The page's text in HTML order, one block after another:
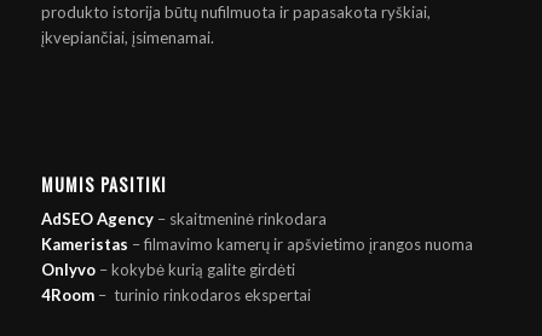
produkto istorija būtų nufilmuota ir papasakota ryškiai,
įkvepiančiai, įsimenamai.
MUMIS PASITIKI
AdSEO Agency– skaitmeninė rinkodara
Kameristas – filmavimo kamerų ir apšvietimo įrangos nuoma
Onlyvo– kokybė kurią galite girdėti
4Room –turinio rinkodaros ekspertai